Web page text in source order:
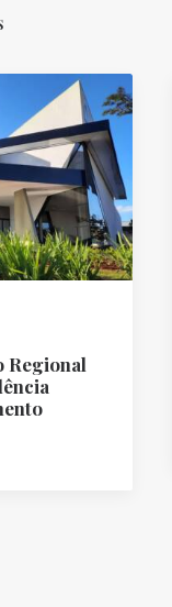
Regional